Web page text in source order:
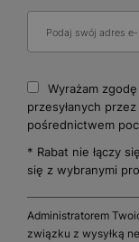
Wyrażam
przesyłanych
pośrednictwem
* Rabat nie łączy
się z wybranymi
Administratorem
związku z wysyłką